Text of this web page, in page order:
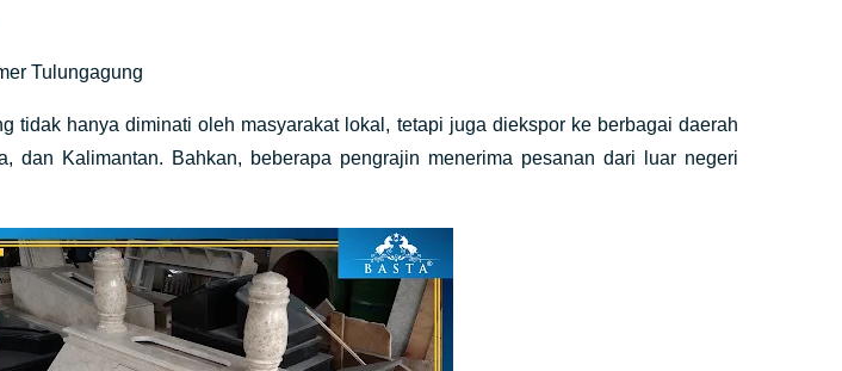
Tulungagung
tidak hanya diminati oleh masyarakat lokal, tetapi juga diekspor ke berbagai daerah
dan Kalimantan. Bahkan, beberapa pengrajin menerima pesanan dari luar negeri